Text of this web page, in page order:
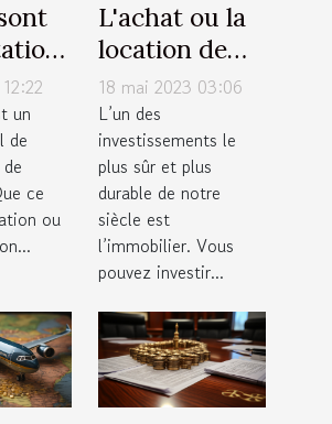
par
?
un
de
ce
ou
L'achat ou la
location de
résidence
principale :
quels sont nos
avis à ce sujet
?
18 mai 2023 03:06
L’un des
investissements le
plus sûr et plus
durable de notre
siècle est
l’immobilier. Vous
pouvez investir...